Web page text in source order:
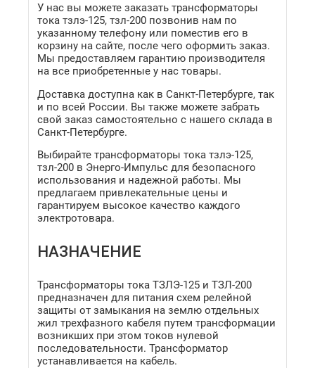
У нас вы можете заказать трансформаторы
тока тзлэ-125, тзл-200 позвонив нам по
указанному телефону или поместив его в
корзину на сайте, после чего оформить заказ.
Мы предоставляем гарантию производителя
на все приобретенные у нас товары.
Доставка доступна как в Санкт-Петербурге, так
и по всей России. Вы также можете забрать
свой заказ самостоятельно с нашего склада в
Санкт-Петербурге.
Выбирайте трансформаторы тока тзлэ-125,
тзл-200 в Энерго-Импульс для безопасного
использования и надежной работы. Мы
предлагаем привлекательные цены и
гарантируем высокое качество каждого
электротовара.
НАЗНАЧЕНИЕ
Трансформаторы тока ТЗЛЭ-125 и ТЗЛ-200
предназначен для питания схем релейной
защиты от замыкания на землю отдельных
жил трехфазного кабеля путем трансформации
возникших при этом токов нулевой
последовательности. Трансформатор
устанавливается на кабель.